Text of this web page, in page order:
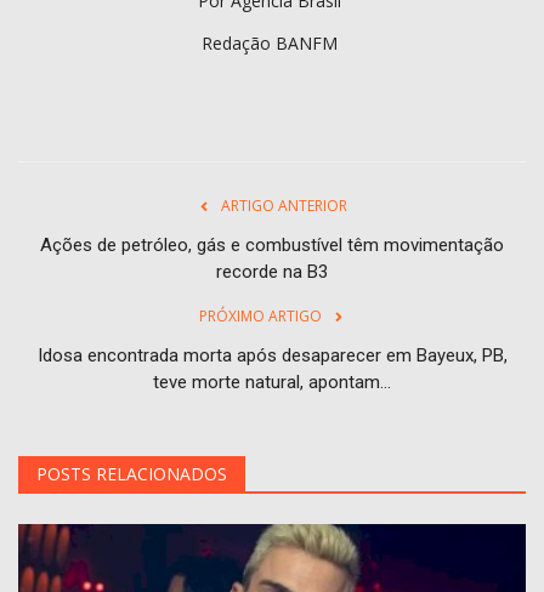
Redação BANFM
ARTIGO ANTERIOR
Ações de petróleo, gás e combustível têm movimentação
recorde na B3
PRÓXIMO ARTIGO
Idosa encontrada morta após desaparecer em Bayeux, PB,
teve morte natural, apontam...
POSTS RELACIONADOS